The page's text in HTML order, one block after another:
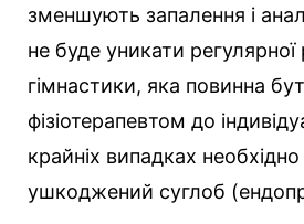
зменшують запалення і
не буде уникати регулярної
гімнастики, яка повинна
фізіотерапевтом до
крайніх випадках необхідно
ушкоджений суглоб